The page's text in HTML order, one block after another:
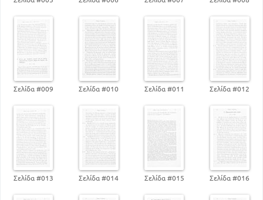
Σελίδα #009 Σελίδα #010 Σελίδα #011 Σελίδα #012
Σελίδα #013 Σελίδα #014 Σελίδα #015 Σελίδα #016